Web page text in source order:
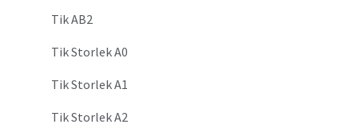
Tik AB2
Tik Storlek A0
Tik Storlek A1
Tik Storlek A2